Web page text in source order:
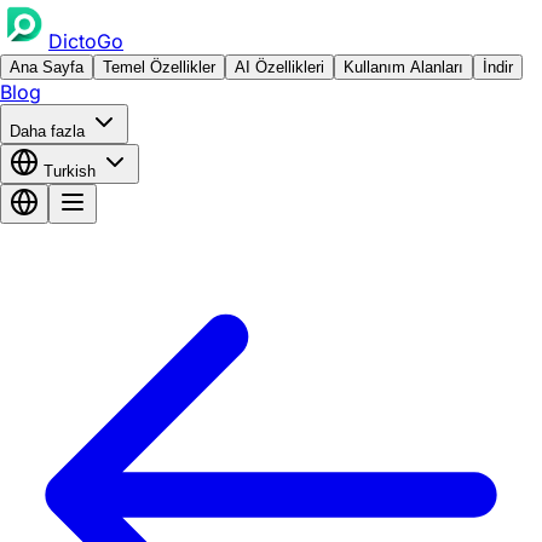
DictoGo
Ana Sayfa Temel Özellikler AI Özellikleri Kullanım Alanları İndir
Blog
Daha fazla
Turkish